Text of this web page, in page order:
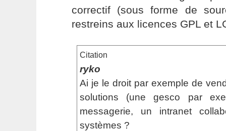
correctif (sous forme de
restreins aux licences GPL et
Citation
ryko
Ai je le droit par exemple de
solutions (une gesco par
messagerie, un intranet
systèmes ?